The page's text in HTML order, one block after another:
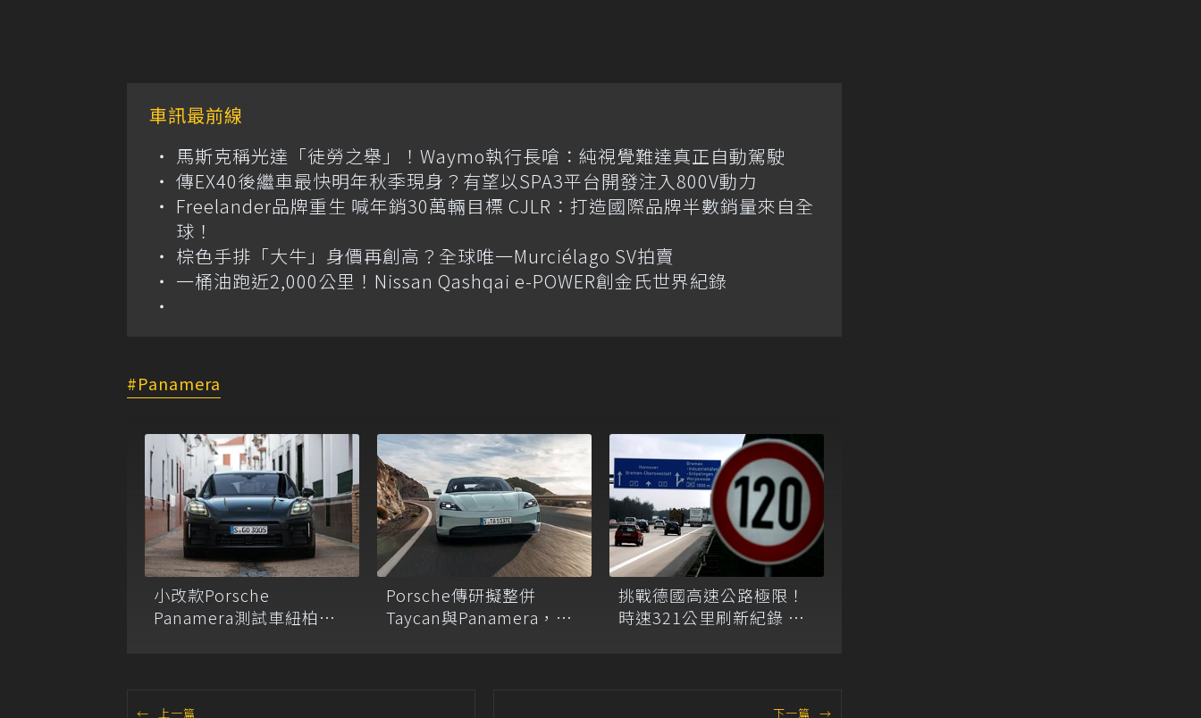
車訊最前線
馬斯克稱光達「徒勞之舉」！Waymo執行長嗆：純視覺難達真正自動駕駛
傳EX40後繼車最快明年秋季現身？有望以SPA3平台開發注入800V動力
Freelander品牌重生 喊年銷30萬輛目標 CJLR：打造國際品牌半數銷量來自全
球！
棕色手排「大牛」身價再創高？全球唯一Murciélago SV拍賣
一桶油跑近2,000公里！Nissan Qashqai e-POWER創金氏世界紀錄
Panamera
小改款Porsche
Panamera測試車紐柏林
Porsche傳研擬整併
Taycan與Panamera，打
挑戰德國高速公路極限！
時速321公里刷新紀錄 換
← 上一篇 下一篇 →